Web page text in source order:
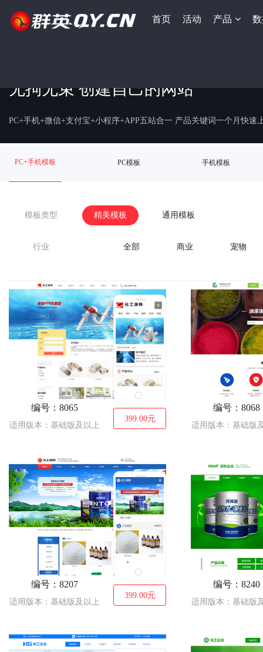
首页 活动 产品
无拘无束 创建自己的网站
PC+手机+微信+支付宝+小程序+APP五站合一 产品关键词一个月快速
PC+手机模板 PC模板 手机模板
模板类型 精美模板 通用模板
行业 全部 商业 宠物
服装 通讯、数码
能源、灯具 娱乐、休闲
鲜花 礼品、
珠宝、首饰
纺织 票务
编号：8065
适用版本：基础版及以上
399.00元
编号：8068
适用版本：基础版
编号：8207
适用版本：基础版及以上
399.00元
编号：8240
适用版本：基础版